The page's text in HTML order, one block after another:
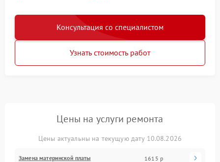
Консультация со специалистом
Узнать стоимость работ
Цены на услуги ремонта
Цены актуальны на текущую дату 10.08.2026
Замена материнской платы 1615 р